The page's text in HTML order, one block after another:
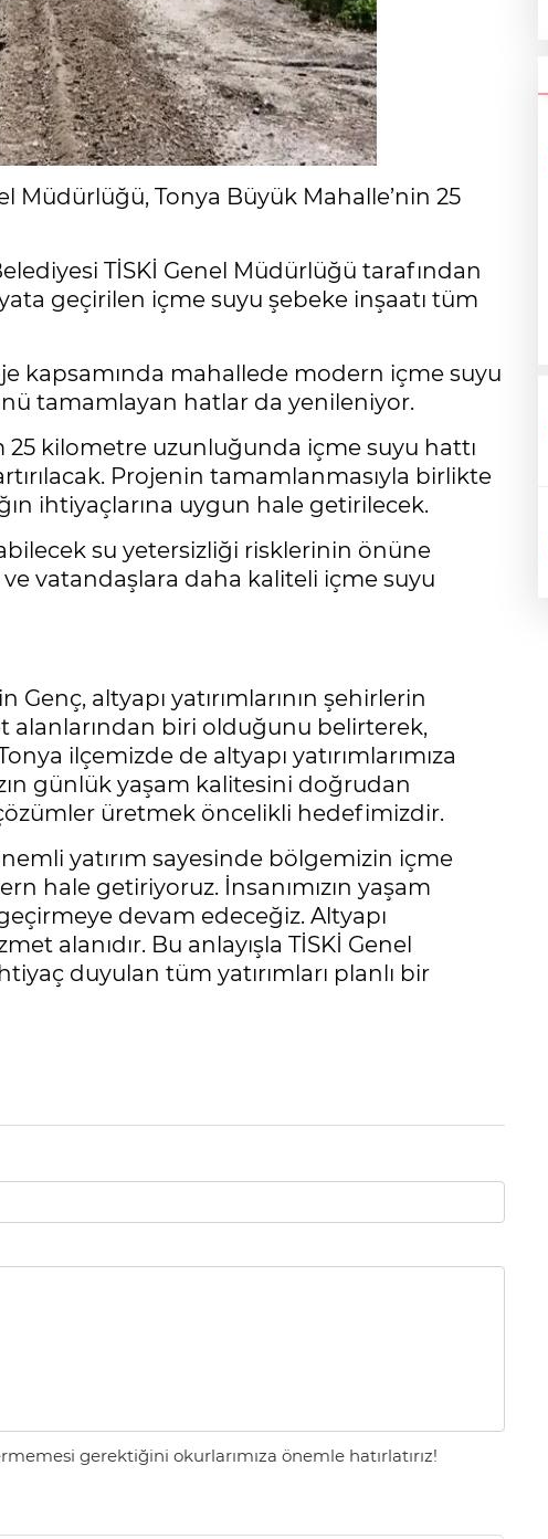
Müdürlüğü, Tonya Büyük Mahalle’nin 25
TİSKİ Genel Müdürlüğü tarafından
geçirilen içme suyu şebeke inşaatı tüm
kapsamında mahallede modern içme suyu
tamamlayan hatlar da yenileniyor.
kilometre uzunluğunda içme suyu hattı
Projenin tamamlanmasıyla birlikte
ihtiyaçlarına uygun hale getirilecek.
su yetersizliği risklerinin önüne
ve vatandaşlara daha kaliteli içme suyu
altyapı yatırımlarının şehirlerin
biri olduğunu belirterek,
ilçemizde de altyapı yatırımlarımıza
günlük yaşam kalitesini doğrudan
üretmek öncelikli hedefimizdir.
yatırım sayesinde bölgemizin içme
hale getiriyoruz. İnsanımızın yaşam
devam edeceğiz. Altyapı
alanıdır. Bu anlayışla TİSKİ Genel
duyulan tüm yatırımları planlı bir
gerektiğini okurlarımıza önemle hatırlatırız!